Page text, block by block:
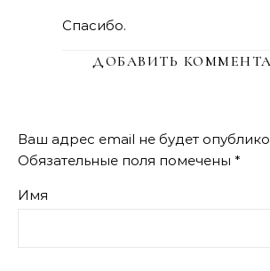
Спасибо.
ДОБАВИТЬ
Ваш адрес email не будет
Обязательные поля помечены *
Имя